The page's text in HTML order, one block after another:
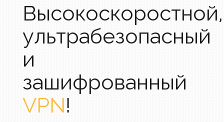
Высокоскоростной,
ультрабезопасный
и
зашифрованный
VPN!